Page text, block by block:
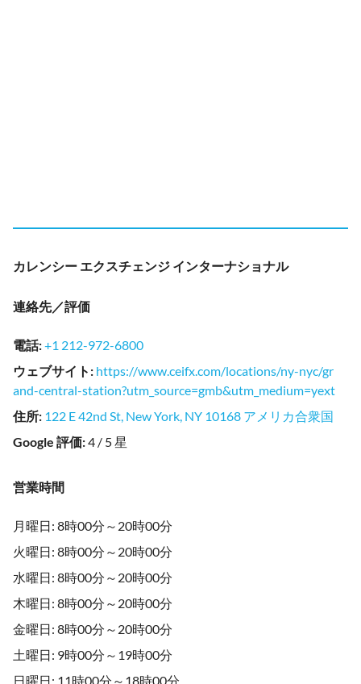
カレンシー エクスチェンジ インターナショナル
連絡先／評価
電話:+1 212-972-6800
ウェブサイト : https://www.ceifx.com/locations/ny-nyc/gr
and-central-station?utm_source=gmb&utm_medium=yext
住所: 122 E 42nd St, New York, NY 10168 アメリカ合衆国
Google 評価:4 / 5 星
営業時間
月曜日: 8時00分～20時00分
火曜日: 8時00分～20時00分
水曜日: 8時00分～20時00分
木曜日: 8時00分～20時00分
金曜日: 8時00分～20時00分
土曜日: 9時00分～19時00分
日曜日: 11時00分～18時00分